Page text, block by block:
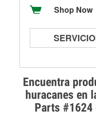
Encuentra
huracanes en
Parts #1624
Shop Now
Prueba de
Revisión